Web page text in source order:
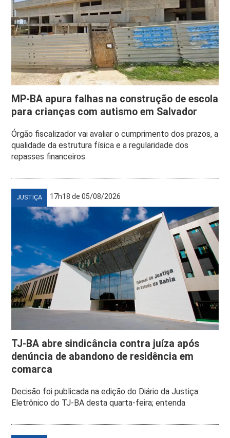
MP-BA apura falhas na construção de escola
para crianças com autismo em Salvador
Órgão fiscalizador vai avaliar o cumprimento dos prazos, a
qualidade da estrutura física e a regularidade dos
repasses financeiros
JUSTIÇA 17h18 de 05/08/2026
TJ-BA abre sindicância contra juíza após
denúncia de abandono de residência em
comarca
Decisão foi publicada na edição do Diário da Justiça
Eletrônico do TJ-BA desta quarta-feira; entenda